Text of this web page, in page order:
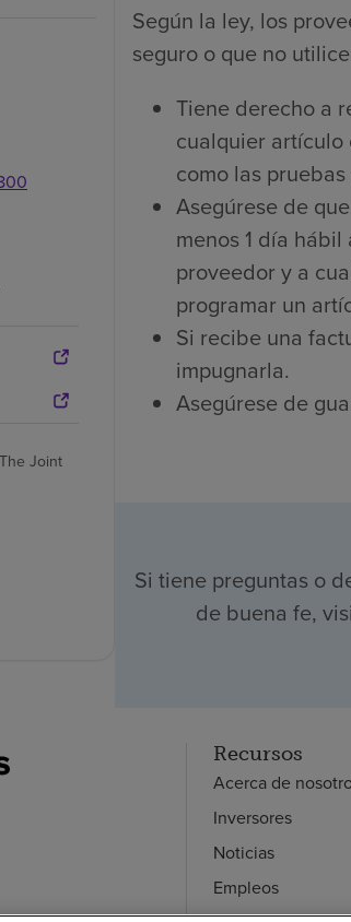
Joint
Según la ley, los
seguro o que no
Tiene derecho a
cualquier artículo
como las
Asegúrese de
menos 1 día
proveedor y a
programar un
Si recibe una
impugnarla.
Asegúrese de
Si tiene preguntas o
de buena fe,
Recursos
Acerca de
Inversores
Noticias
Empleos